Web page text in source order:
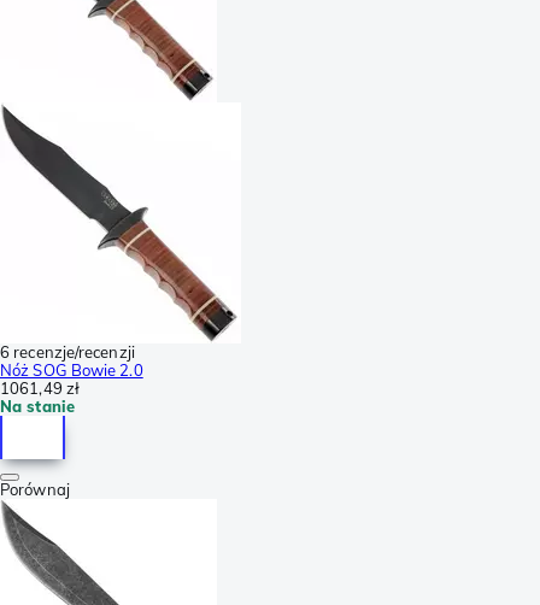
6 recenzje/recenzji
Nóż SOG Bowie 2.0
1061,49 zł
Na stanie
Porównaj